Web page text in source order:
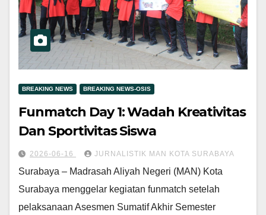
BREAKING NEWS BREAKING NEWS-OSIS
Funmatch Day 1: Wadah Kreativitas
Dan Sportivitas Siswa
2026-06-16 JURNALISTIK MAN KOTA SURABAYA
Surabaya – Madrasah Aliyah Negeri (MAN) Kota
Surabaya menggelar kegiatan funmatch setelah
pelaksanaan Asesmen Sumatif Akhir Semester